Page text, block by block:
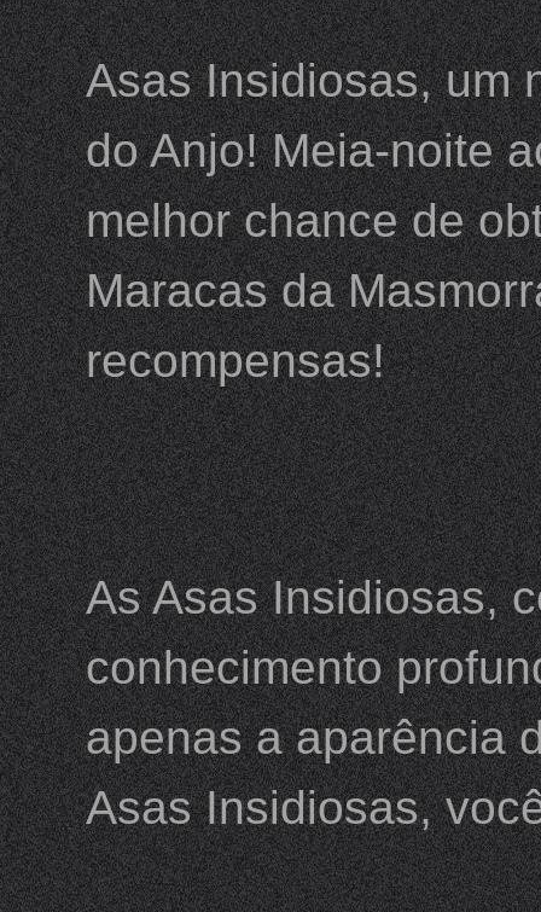
Asas Insidiosas, um
do Anjo! Meia-noite
melhor chance de
Maracas da
recompensas!
As Asas Insidiosas,
conhecimento
apenas a aparência
Asas Insidiosas,